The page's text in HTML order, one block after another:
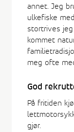
annet. Jeg
ulkefiske
stortrives
kommet
meg ofte
God
På fritiden
gjør.